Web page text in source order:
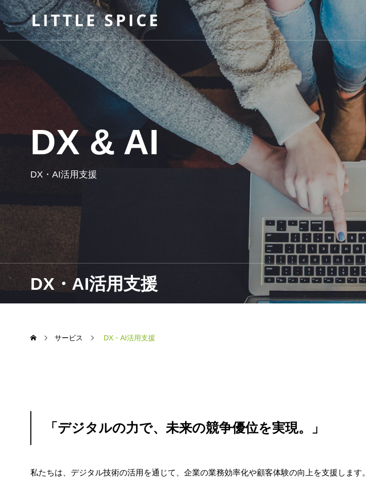
DX・AI活用支援
DX & AI
DX・AI活用支援
サービス DX・AI活用支援
「デジタルの力で、未来の競争優位を実現。」
私たちは、デジタル技術の活用を通じて、企業の業務効率化や顧客体験の向上を支援しま